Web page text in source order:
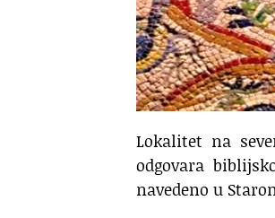
Lokalitet na
odgovara
navedeno u